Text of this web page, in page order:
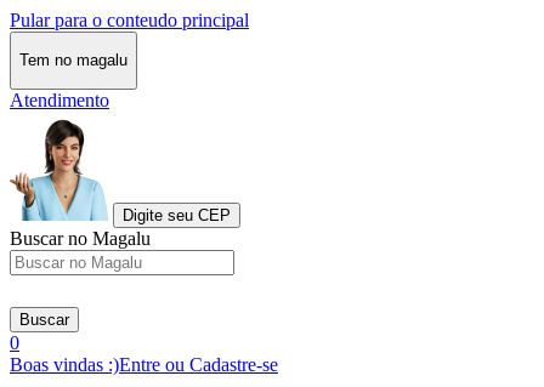
Pular para o conteudo principal
Tem no magalu
Atendimento
Digite seu CEP
Buscar no Magalu
Buscar
0
Boas vindas :)Entre ou Cadastre-se